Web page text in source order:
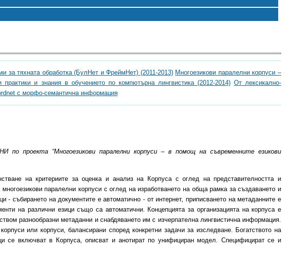
за тяхната обработка (БулНет и ФреймНет) (2011-2013) Многоезикови паралелни корпуси –
практики и знания в обучението по компютърна лингвистика (2012-2014) От лексикално-
с морфо-семантична информация
проекта “Многоезикови паралелни корпуси – в помощ на съвременните езикови
на критериите за оценка и анализ на Корпуса с оглед на представителността и
паралелни корпуси с оглед на изработването на обща рамка за създаването и
събирането на документите е автоматично - от интернет, приписването на метаданните е
на различни езици също са автоматични. Концепцията за организацията на корпуса е
разнообразни метаданни и снабдяването им с изчерпателна лингвистична информация.
или корпуси, балансирани според конкретни задачи за изследване. Богатството на
се включват в Корпуса, описват и анотират по унифициран модел. Специфицират се и